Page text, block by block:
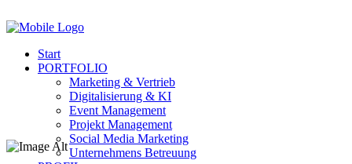
Start
PORTFOLIO
Marketing & Vertrieb
Digitalisierung & KI
Event Management
Projekt Management
Social Media Marketing
Unternehmens Betreuung